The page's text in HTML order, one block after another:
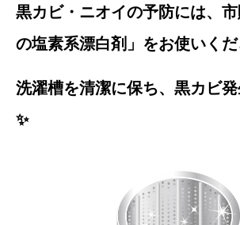
黒カビ・ニオイの予防には、
の塩素系漂白剤」をお使いくだ
洗濯槽を清潔に保ち、黒カビ
✨